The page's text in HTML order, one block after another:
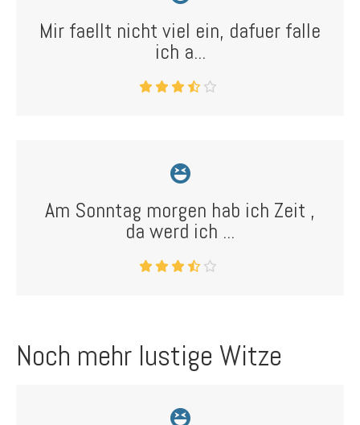
Mir faellt nicht viel ein, dafuer falle
ich a...
Am Sonntag morgen hab ich Zeit ,
da werd ich ...
Noch mehr lustige Witze